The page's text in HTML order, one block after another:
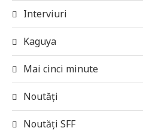
Interviuri
Kaguya
Mai cinci minute
Noutăți
Noutăți SFF